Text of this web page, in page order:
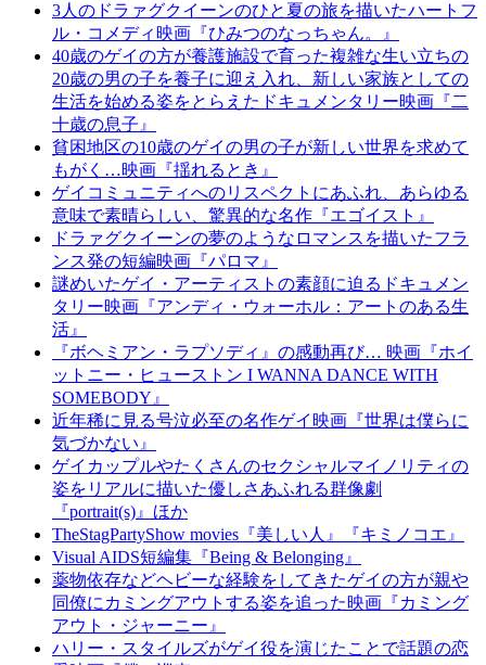
3人のドラァグクイーンのひと夏の旅を描いたハートフ
ル・コメディ映画『ひみつのなっちゃん。』
40歳のゲイの方が養護施設で育った複雑な生い立ちの
20歳の男の子を養子に迎え入れ、新しい家族としての
生活を始める姿をとらえたドキュメンタリー映画『二
十歳の息子』
貧困地区の10歳のゲイの男の子が新しい世界を求めて
もがく…映画『揺れるとき』
ゲイコミュニティへのリスペクトにあふれ、あらゆる
意味で素晴らしい、驚異的な名作『エゴイスト』
ドラァグクイーンの夢のようなロマンスを描いたフラ
ンス発の短編映画『パロマ』
謎めいたゲイ・アーティストの素顔に迫るドキュメン
タリー映画『アンディ・ウォーホル：アートのある生
活』
『ボヘミアン・ラプソディ』の感動再び… 映画『ホイ
ットニー・ヒューストン I WANNA DANCE WITH
SOMEBODY』
近年稀に見る号泣必至の名作ゲイ映画『世界は僕らに
気づかない』
ゲイカップルやたくさんのセクシャルマイノリティの
姿をリアルに描いた優しさあふれる群像劇
『portrait(s)』ほか
TheStagPartyShow movies『美しい人』『キミノコエ』
Visual AIDS短編集『Being & Belonging』
薬物依存などヘビーな経験をしてきたゲイの方が親や
同僚にカミングアウトする姿を追った映画『カミング
アウト・ジャーニー』
ハリー・スタイルズがゲイ役を演じたことで話題の恋